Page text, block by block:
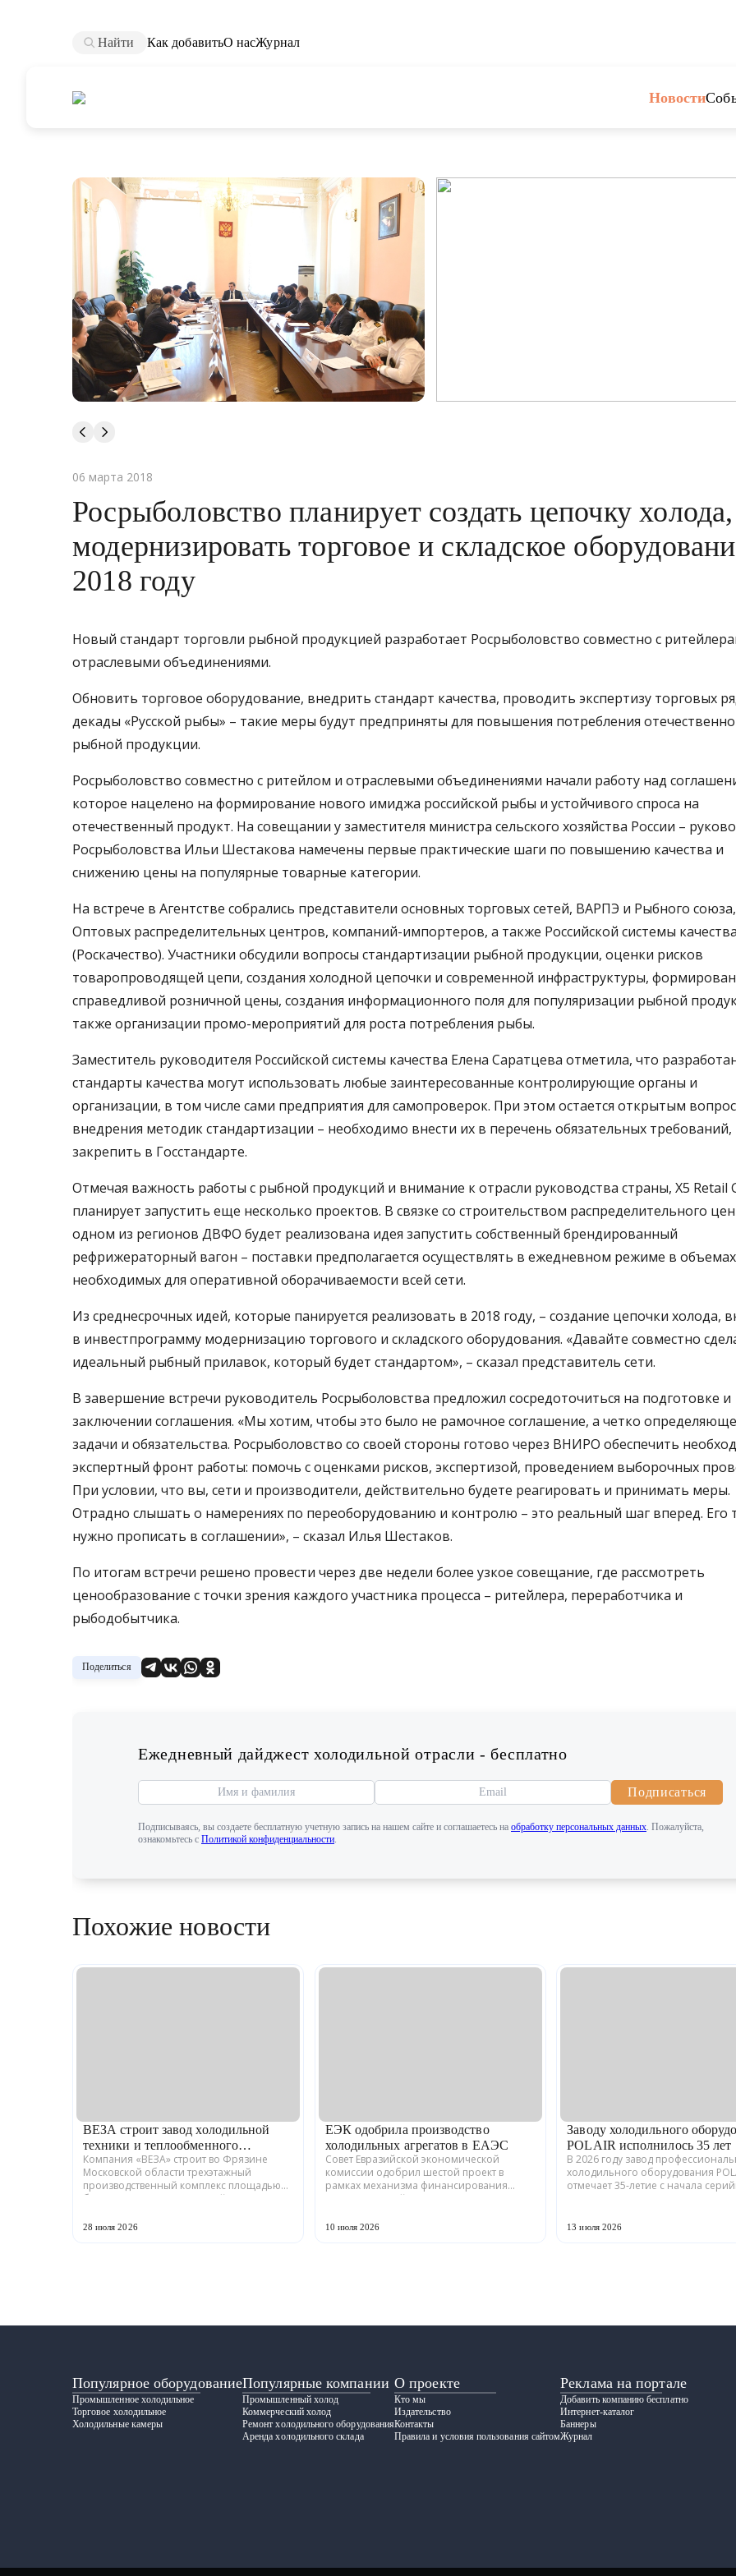
Найти Как добавитьО насЖурнал
Новости
06 марта 2018
Росрыболовство планирует создать цепочку холода,
модернизировать торговое и складское
2018 году
Новый стандарт торговли рыбной продукцией разработает Росрыболовство совместно с
отраслевыми объединениями.
Обновить торговое оборудование, внедрить стандарт качества, проводить экспертизу торговых
декады «Русской рыбы» – такие меры будут предприняты для повышения потребления
рыбной продукции.
Росрыболовство совместно с ритейлом и отраслевыми объединениями начали работу над
которое нацелено на формирование нового имиджа российской рыбы и устойчивого спроса на
отечественный продукт. На совещании у заместителя министра сельского хозяйства России –
Росрыболовства Ильи Шестакова намечены первые практические шаги по повышению качества и
снижению цены на популярные товарные категории.
На встрече в Агентстве собрались представители основных торговых сетей, ВАРПЭ и Рыбного союза,
Оптовых распределительных центров, компаний-импортеров, а также Российской системы качества
(Роскачество). Участники обсудили вопросы стандартизации рыбной продукции, оценки рисков
товаропроводящей цепи, создания холодной цепочки и современной инфраструктуры,
справедливой розничной цены, создания информационного поля для популяризации рыбной
также организации промо-мероприятий для роста потребления рыбы.
Заместитель руководителя Российской системы качества Елена Саратцева отметила, что
стандарты качества могут использовать любые заинтересованные контролирующие органы и
организации, в том числе сами предприятия для самопроверок. При этом остается открытым вопрос
внедрения методик стандартизации – необходимо внести их в перечень обязательных требований,
закрепить в Госстандарте.
Отмечая важность работы с рыбной продукций и внимание к отрасли руководства страны, Х5 Retail
планирует запустить еще несколько проектов. В связке со строительством распределительного
одном из регионов ДВФО будет реализована идея запустить собственный брендированный
рефрижераторный вагон – поставки предполагается осуществлять в ежедневном режиме в
необходимых для оперативной оборачиваемости всей сети.
Из среднесрочных идей, которые панируется реализовать в 2018 году, – создание цепочки холода,
в инвестпрограмму модернизацию торгового и складского оборудования. «Давайте совместно
идеальный рыбный прилавок, который будет стандартом», – сказал представитель сети.
В завершение встречи руководитель Росрыболовства предложил сосредоточиться на подготовке и
заключении соглашения. «Мы хотим, чтобы это было не рамочное соглашение, а четко
задачи и обязательства. Росрыболовство со своей стороны готово через ВНИРО обеспечить
экспертный фронт работы: помочь с оценками рисков, экспертизой, проведением выборочных
При условии, что вы, сети и производители, действительно будете реагировать и принимать меры.
Отрадно слышать о намерениях по переоборудованию и контролю – это реальный шаг вперед. Его
нужно прописать в соглашении», – сказал Илья Шестаков.
По итогам встречи решено провести через две недели более узкое совещание, где рассмотреть
ценообразование с точки зрения каждого участника процесса – ритейлера, переработчика и
рыбодобытчика.
Поделиться
Ежедневный дайджест холодильной отрасли - бесплатно
Подписаться
Подписываясь, вы создаете бесплатную учетную запись на нашем сайте и соглашаетесь на обработку персональных данных. Пожалуйста,
ознакомьтесь с Политикой конфиденциальности.
Похожие новости
ВЕЗА строит завод холодильной
техники и теплообменного
оборудования
Компания «ВЕЗА» строит во Фрязине
Московской области трехэтажный
производственный комплекс площадью
более 12 тыс. кв. м для серийного выпуска
оборудования. ...
28 июля 2026
ЕЭК одобрила производство
холодильных агрегатов в ЕАЭС
Совет Евразийской экономической
комиссии одобрил шестой проект в
рамках механизма финансирования
промышленной кооперации в ЕАЭС.
ГРАДИЕНТ» совместно с предприятия...
10 июля 2026
Заводу холодильного
POLAIR исполнилось 35 лет
В 2026 году завод
холодильного оборудования
отмечает 35-летие с начала
Марий Эл, выпускает обору...
13 июля 2026
Популярное оборудование
Промышленное холодильное
Торговое холодильное
Холодильные камеры
Популярные компании
Промышленный холод
Коммерческий холод
Ремонт холодильного оборудования
Аренда холодильного склада
О проекте
Кто мы
Издательство
Контакты
Правила и условия пользования сайтом
Реклама на портале
Добавить компанию бесплатно
Интернет-каталог
Баннеры
Журнал